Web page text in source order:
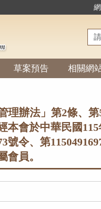
請
輸
入
關
鍵
草案預告 相關網
理辦法」第2條、
會於中華民國
號令、第
員。